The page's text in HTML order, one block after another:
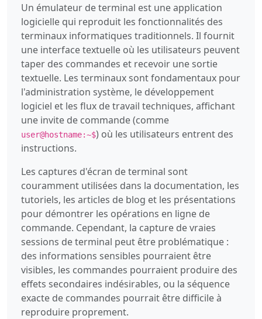
Un émulateur de terminal est une application
logicielle qui reproduit les fonctionnalités des
terminaux informatiques traditionnels. Il fournit
une interface textuelle où les utilisateurs peuvent
taper des commandes et recevoir une sortie
textuelle. Les terminaux sont fondamentaux pour
l'administration système, le développement
logiciel et les flux de travail techniques, affichant
une invite de commande (comme
user@hostname:~$) où les utilisateurs entrent des
instructions.
Les captures d'écran de terminal sont
couramment utilisées dans la documentation, les
tutoriels, les articles de blog et les présentations
pour démontrer les opérations en ligne de
commande. Cependant, la capture de vraies
sessions de terminal peut être problématique :
des informations sensibles pourraient être
visibles, les commandes pourraient produire des
effets secondaires indésirables, ou la séquence
exacte de commandes pourrait être difficile à
reproduire proprement.